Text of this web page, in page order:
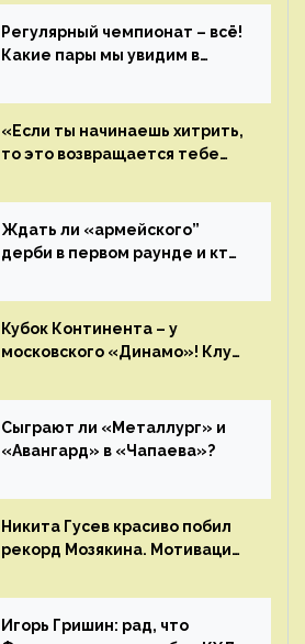
Регулярный чемпионат – всё!
Какие пары мы увидим в
«Если ты начинаешь хитрить,
то это возвращается тебе
Ждать ли «армейского”
дерби в первом раунде и кто
Главные интриги последнего
дня «регулярки” КХЛ
Кубок Континента – у
московского «Динамо»! Клуб
сезон
Сыграют ли «Металлург» и
«Авангард» в «Чапаева»?
Никита Гусев красиво побил
рекорд Мозякина. Мотивации
много
Игорь Гришин: рад, что